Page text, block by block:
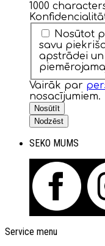
1000
Nosūtot
savu
apstrādei
Vairāk par
nosacījumiem.
Nosūtīt
Nodzēst
SEKO MUMS
Service menu